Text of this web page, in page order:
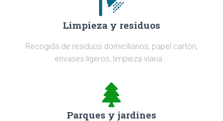
Limpieza y residuos
Recogida de residuos domiciliarios, papel cartón,
envases ligeros, limpieza viaria...
Parques y jardines